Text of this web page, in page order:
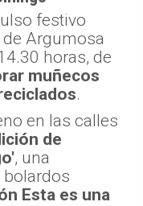
festivo
Argumosa
horas, de
muñecos
.
en las calles
de
, una
Esta es una